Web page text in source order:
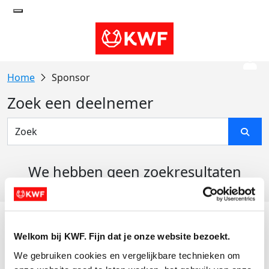
Welkom bij KWF. Fijn dat je onze website bezoekt.
We gebruiken cookies en vergelijkbare technieken om
Sponsor
Zoek een deelnemer
We hebben geen zoekresultaten
Actiematerialen
Evenementen